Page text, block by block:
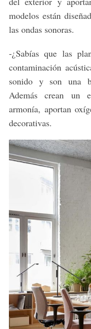
modelos están
las ondas sonoras.
-¿Sabías que las
contaminación
sonido y son una
Además crean un
armonía, aportan
decorativas.